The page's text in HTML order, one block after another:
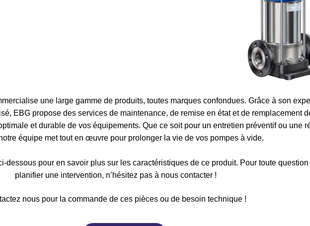
une large gamme de produits, toutes marques confondues. Grâce à son
EBG propose des services de maintenance, de remise en état et de remplacement
et durable de vos équipements. Que ce soit pour un entretien préventif ou une
équipe met tout en œuvre pour prolonger la vie de vos pompes à vide.
dessous pour en savoir plus sur les caractéristiques de ce produit. Pour toute
planifier une intervention, n’hésitez pas à nous contacter !
nous pour la commande de ces pièces ou de besoin technique !